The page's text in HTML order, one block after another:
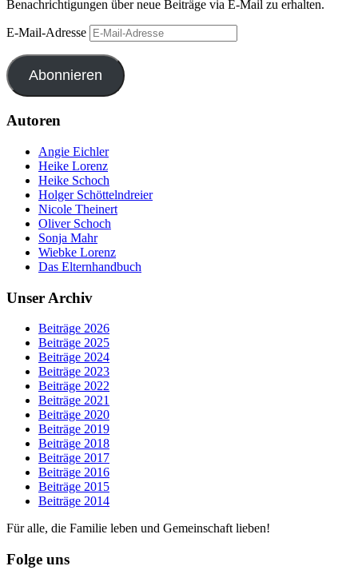
Benachrichtigungen über neue Beiträge via E-Mail zu erhalten.
E-Mail-Adresse
Abonnieren
Autoren
Angie Eichler
Heike Lorenz
Heike Schoch
Holger Schöttelndreier
Nicole Theinert
Oliver Schoch
Sonja Mahr
Wiebke Lorenz
Das Elternhandbuch
Unser Archiv
Beiträge 2026
Beiträge 2025
Beiträge 2024
Beiträge 2023
Beiträge 2022
Beiträge 2021
Beiträge 2020
Beiträge 2019
Beiträge 2018
Beiträge 2017
Beiträge 2016
Beiträge 2015
Beiträge 2014
Für alle, die Familie leben und Gemeinschaft lieben!
Folge uns